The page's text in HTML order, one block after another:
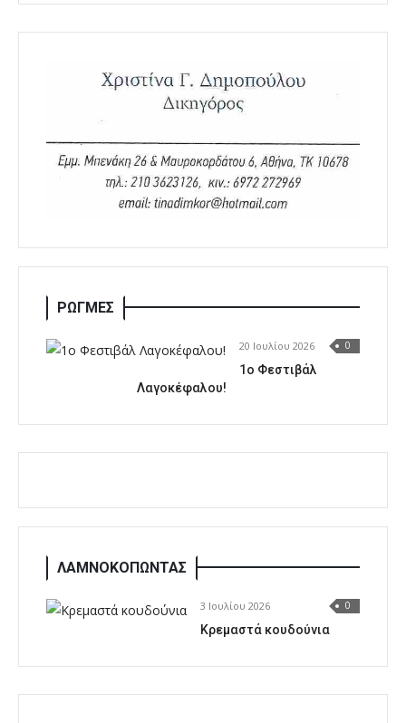
ΡΩΓΜΕΣ
20 Ιουλίου 2026 0
1o Φεστιβάλ
Λαγοκέφαλου!
ΛΑΜΝΟΚΟΠΩΝΤΑΣ
3 Ιουλίου 2026 0
Κρεμαστά κουδούνια